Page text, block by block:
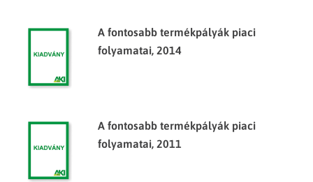
A fontosabb termékpályák piaci
folyamatai, 2014
A fontosabb termékpályák piaci
folyamatai, 2011